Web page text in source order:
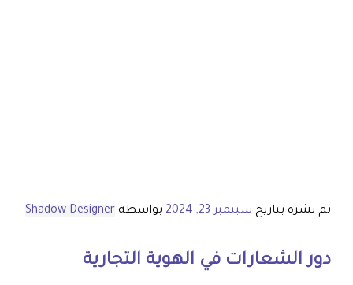
تم نشره بتاريخ سبتمبر 23, 2024 بواسطة Shadow Designer
دور الشعارات في الهوية التجارية